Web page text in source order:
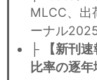
MLCC、出
ーナル
├
【新刊
比率の逐